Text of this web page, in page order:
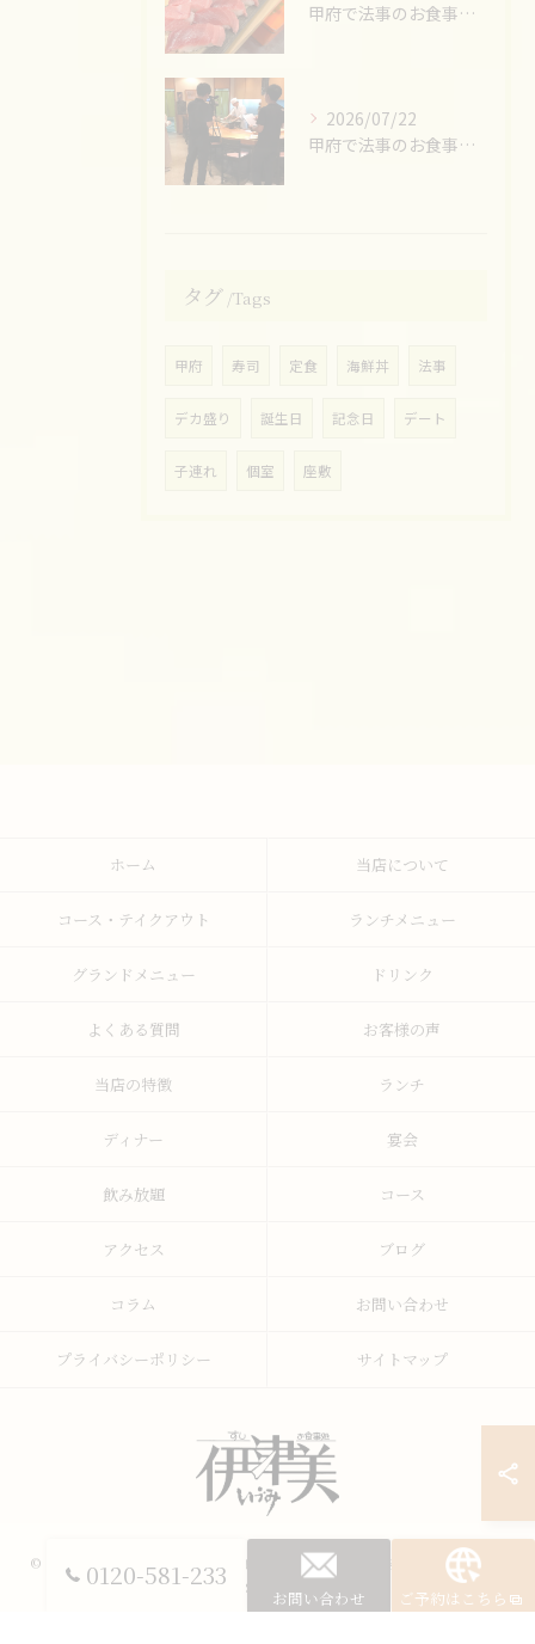
甲府で法事のお食事ならお任せください！
2026/07/22
甲府で法事のお食事ならお任せください！
タグ Tags
甲府 寿司 定食 海鮮丼 法事
デカ盛り 誕生日 記念日 デート
子連れ 個室 座敷
0120-581-233
お問い合わせ ご予約はこちら
ホーム 当店について
コース・テイクアウト ランチメニュー
グランドメニュー ドリンク
よくある質問 お客様の声
当店の特徴 ランチ
ディナー 宴会
飲み放題 コース
アクセス ブログ
コラム お問い合わせ
プライバシーポリシー サイトマップ
© 2026 山梨県甲府の寿司ならすし・うまいもの処 伊津美 ALL RIGHTS
RESERVED.